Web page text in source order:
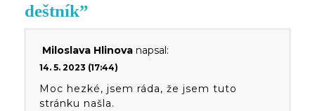
deštník”
Miloslava Hlinova napsal:
14. 5. 2023 (17:44)
Moc hezké, jsem ráda, že jsem tuto
stránku našla.